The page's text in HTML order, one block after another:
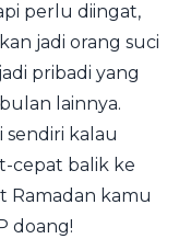
perlu diingat,
jadi orang suci
pribadi yang
bulan lainnya.
sendiri kalau
cepat balik ke
Ramadan kamu
doang!